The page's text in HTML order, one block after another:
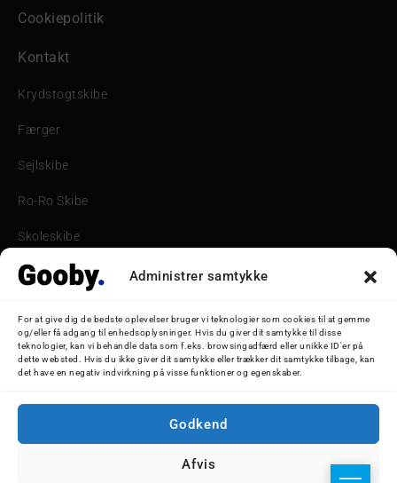
Administrer samtykke
For at give dig de bedste oplevelser bruger vi teknologier som cookies til at gemme
og/eller få adgang til enhedsoplysninger. Hvis du giver dit samtykke til disse
teknologier, kan vi behandle data som f.eks. browsingadfærd eller unikke ID'er på
dette websted. Hvis du ikke giver dit samtykke eller trækker dit samtykke tilbage, kan
det have en negativ indvirkning på visse funktioner og egenskaber.
Godkend
Afvis
Cookiepolitik
Kontakt
Krydstogtskibe
Færger
Sejlskibe
Ro-Ro Skibe
Skoleskibe
Havne & Turbåde samt restaurantionsskibe
Bilskib
Storebæltsbroen